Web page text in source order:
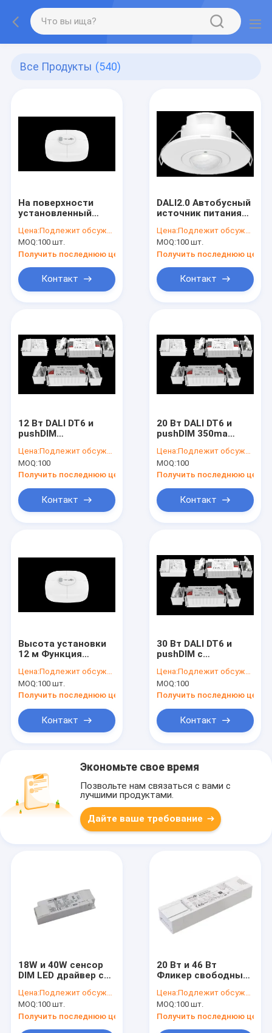
Все Продукты (540)
На поверхности
установленный
датчик движения
для склада 12 м.
Высота установки
30 м. Дальность
обнаружения
Цена:Подлежит обсуждению
MOQ:100 шт.
Получить последнюю цену
Контакт
DALI2.0 Автобусный
источник питания
датчика движения
для освещения с
максимальной
высотой установки
6 м и функцией
группировки
Цена:Подлежит обсуждению
MOQ:100 шт.
Получить последнюю цену
Контакт
12 Вт DALI DT6 и
pushDIM
управляющий
постоянный ток
для светодиодного
Цена:Подлежит обсуждению
MOQ:100
Получить последнюю цену
Контакт
20 Вт DALI DT6 и
pushDIM 350ma
светодиодный
драйвер для
светодиодного
Цена:Подлежит обсуждению
MOQ:100
Получить последнюю цену
Контакт
Высота установки
12 м Функция
микроволновой
датчик движения
энергосберегающий
поверхностной
установкой
Цена:Подлежит обсуждению
MOQ:100 шт.
Получить последнюю цену
Контакт
30 Вт DALI DT6 и
pushDIM с
постоянным током
для светодиодного
освещения
Цена:Подлежит обсуждению
MOQ:100
Получить последнюю цену
Контакт
Экономьте свое время
Позвольте нам связаться с вами с
лучшими продуктами.
Дайте ваше требование
18W и 40W сенсор
DIM LED драйвер с
вариантами тока
Выбор цветовой
температуры
Цена:Подлежит обсуждению
MOQ:100 шт.
Получить последнюю цену
20 Вт и 46 Вт
Фликер свободный
Tuya Bluetooth
Снижаемый
светодиодный
драйвер
Цена:Подлежит обсуждению
MOQ:100 шт.
Получить последнюю цену